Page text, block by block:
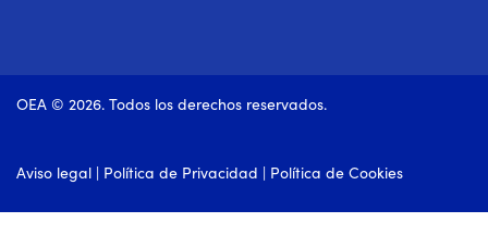
OEA © 2026. Todos los derechos reservados.
Aviso legal | Política de Privacidad | Política de Cookies